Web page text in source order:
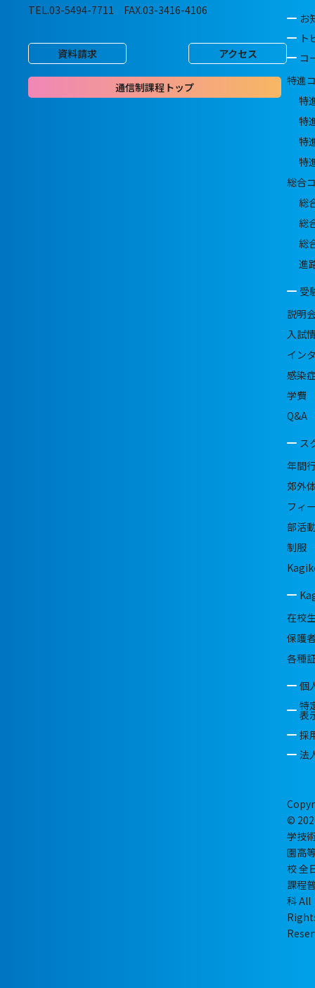
TEL.03-5494-7711 FAX.03-3416-4106
資料請求 アクセス
通信制課程トップ
お
ト
コ
特進
特
特
特
特
総合
総
総
総
進
受
説明
入試
イン
感染
学費
Q&A
ス
年間
郊外
フィ
部活
制服
在校
保護
各種
個
特
表
採
法
©
学技
園高
校 全
課程
科 All